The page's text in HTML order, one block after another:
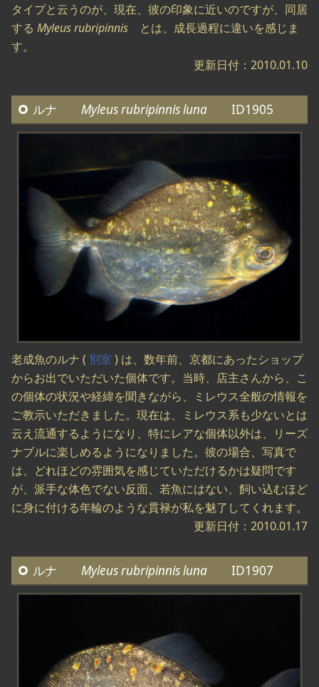
タイプと云うのが、現在、彼の印象に近いのですが、同居
する Myleus rubripinnis とは、成長過程に違いを感じま
す。
更新日付：2010.01.10
ルナ Myleus rubripinnis luna ID1905
老成魚のルナ ( 別室 ) は、数年前、京都にあったショップ
からお出でいただいた個体です。当時、店主さんから、こ
の個体の状況や経緯を聞きながら、ミレウス全般の情報を
ご教示いただきました。現在は、ミレウス系も少ないとは
云え流通するようになり、特にレアな個体以外は、リーズ
ナブルに楽しめるようになりました。彼の場合、写真で
は、どれほどの雰囲気を感じていただけるかは疑問です
が、派手な体色でない反面、若魚にはない、飼い込むほど
に身に付ける年輪のような貫禄が私を魅了してくれます。
更新日付：2010.01.17
ルナ Myleus rubripinnis luna ID1907